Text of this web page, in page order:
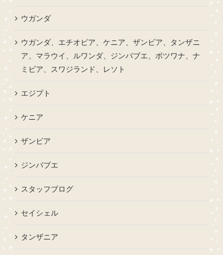
ウガンダ
ウガンダ、エチオピア、ケニア、ザンビア、タンザニ
ア、マラウイ、ルワンダ、ジンバブエ、ボツワナ、ナ
ミビア、スワジランド、レソト
エジプト
ケニア
ザンビア
ジンバブエ
スタッフブログ
セイシェル
タンザニア